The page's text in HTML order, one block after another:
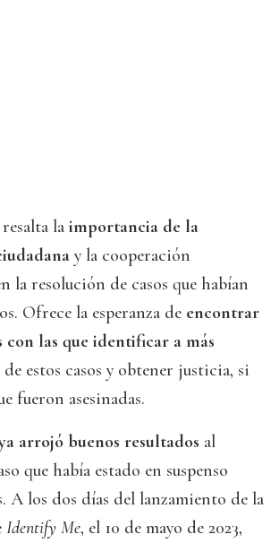
la importancia de la
y la cooperación
la resolución de casos que habían
Ofrece la esperanza de encontrar
con las que identificar a más
estos casos y obtener justicia, si
fueron asesinadas.
arrojó buenos resultados al
que había estado en suspenso
A los dos días del lanzamiento de la
Identify Me, el 10 de mayo de 2023,